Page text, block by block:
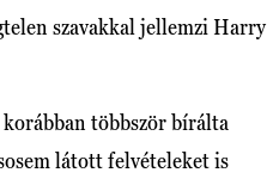
szavakkal jellemzi Harry
korábban többször bírálta
látott felvételeket is